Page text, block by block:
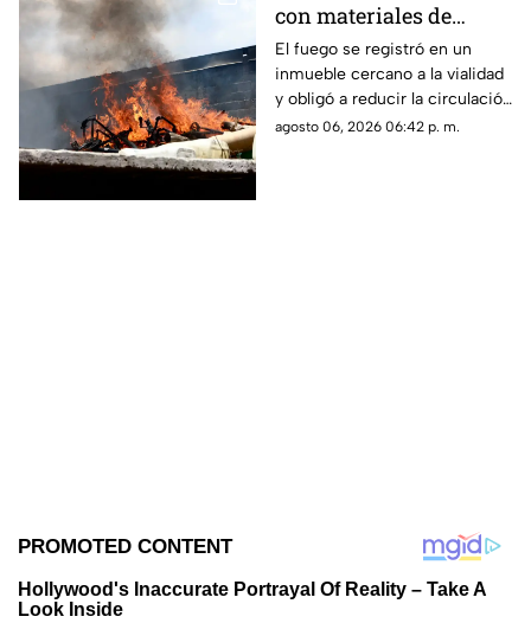
con materiales de
reciclaje provoca
afectaciones sobre la
carretera 57
El fuego se registró en un
inmueble cercano a la vialidad
y obligó a reducir la circulación
mientras continúan las
agosto 06, 2026 06:42 p. m.